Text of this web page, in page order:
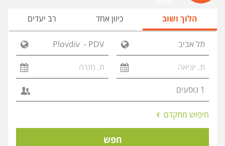
הלוך ושוב כיוון אחד רב יעדים
חפש
חיפוש מתקדם אפשרויות